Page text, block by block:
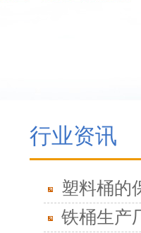
行业资讯
塑料桶的
铁桶生产